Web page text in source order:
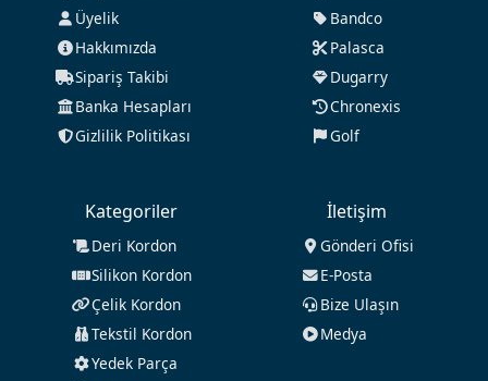
Üyelik
Hakkımızda
Sipariş Takibi
Banka Hesapları
Gizlilik Politikası
Bandco
Palasca
Dugarry
Chronexis
Golf
Kategoriler
Deri Kordon
Silikon Kordon
Çelik Kordon
Tekstil Kordon
Yedek Parça
İletişim
Gönderi Ofisi
E-Posta
Bize Ulaşın
Medya